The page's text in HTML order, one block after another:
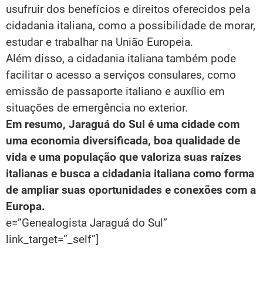
usufruir dos benefícios e direitos oferecidos pela
cidadania italiana, como a possibilidade de morar,
estudar e trabalhar na União Europeia.
Além disso, a cidadania italiana também pode
facilitar o acesso a serviços consulares, como
emissão de passaporte italiano e auxílio em
situações de emergência no exterior.
Em resumo, Jaraguá do Sul é uma cidade com
uma economia diversificada, boa qualidade de
vida e uma população que valoriza suas raízes
italianas e busca a cidadania italiana como forma
de ampliar suas oportunidades e conexões com a
Europa.
e=”Genealogista Jaraguá do Sul”
link_target=”_self”]